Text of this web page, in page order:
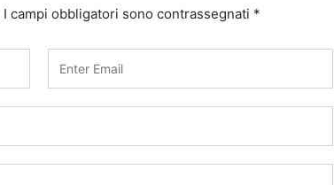
I campi obbligatori sono contrassegnati *